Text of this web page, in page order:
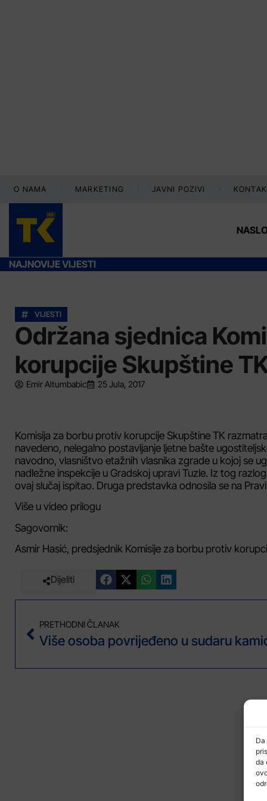
da
O NAMA MARKETING JAVNI POZIVI
NAJNOVIJE VIJESTI
VIJESTI
Održana sjednica
korupcije Skupštine
Emir Altumbabic 25 Jula, 2017
Komisija za borbu protiv korupcije Skupštine TK
navedeno, nelegalno postavljanje ljetne bašte
navodno, vlasništvo etažnih vlasnika zgrade u kojoj se
nadležne inspekcije u Gradskoj upravi Tuzle. Iz tog
ovaj slučaj ispitao. Druga predstavka odnosila se na
Više u video prilogu
Sagovornik:
Asmir Hasić, predsjednik Komisije za borbu protiv
Dijeliti
PRETHODNI ČLANAK